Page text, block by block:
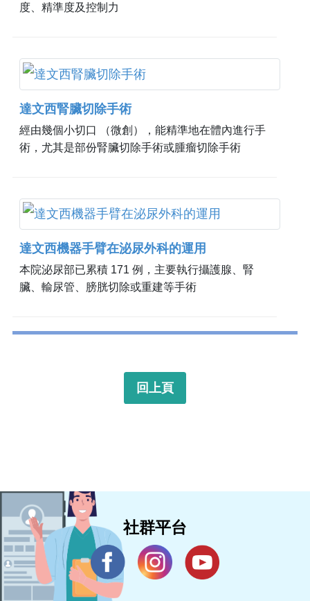
度、精準度及控制力
達文西腎臟切除手術
經由幾個小切口 （微創），能精準地在體內進行手
術，尤其是部份腎臟切除手術或腫瘤切除手術
達文西機器手臂在泌尿外科的運用
本院泌尿部已累積 171 例，主要執行攝護腺、腎
臟、輸尿管、膀胱切除或重建等手術
回上頁
社群平台